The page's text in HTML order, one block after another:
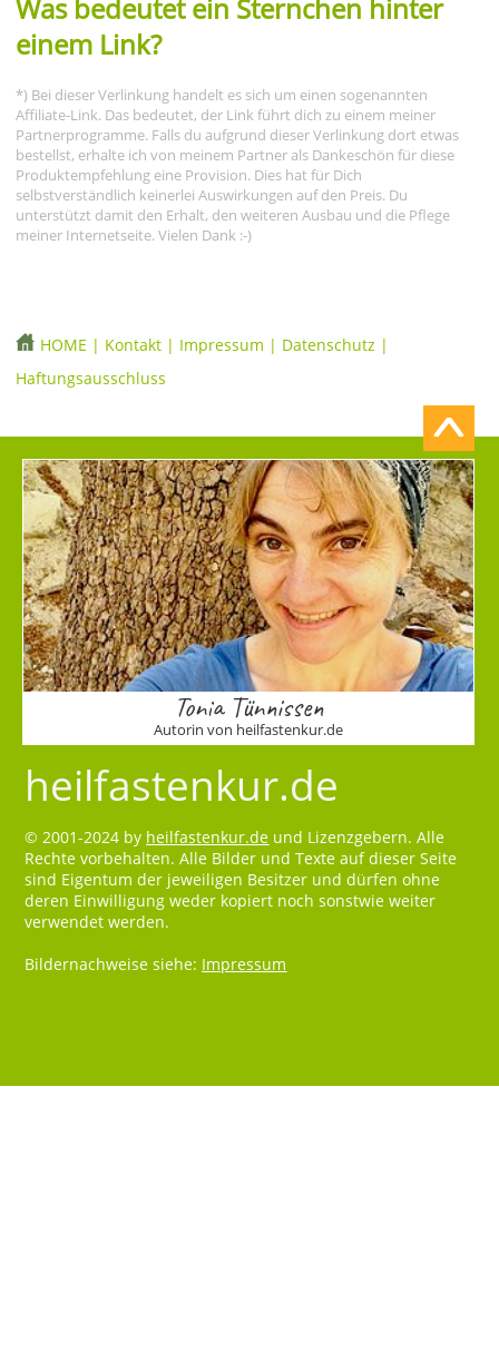
Was bedeutet ein Sternchen hinter
einem Link?
*) Bei dieser Verlinkung handelt es sich um einen sogenannten
Affiliate-Link. Das bedeutet, der Link führt dich zu einem meiner
Partnerprogramme. Falls du aufgrund dieser Verlinkung dort etwas
bestellst, erhalte ich von meinem Partner als Dankeschön für diese
Produktempfehlung eine Provision. Dies hat für Dich
selbstverständlich keinerlei Auswirkungen auf den Preis. Du
unterstützt damit den Erhalt, den weiteren Ausbau und die Pflege
meiner Internetseite. Vielen Dank :-)
HOME | Kontakt | Impressum | Datenschutz |
Haftungsausschluss
Tonia Tünnissen
Autorin von heilfastenkur.de
heilfastenkur.de
© 2001-2024 by heilfastenkur.de und Lizenzgebern. Alle
Rechte vorbehalten. Alle Bilder und Texte auf dieser Seite
sind Eigentum der jeweiligen Besitzer und dürfen ohne
deren Einwilligung weder kopiert noch sonstwie weiter
verwendet werden.
Bildernachweise siehe: Impressum